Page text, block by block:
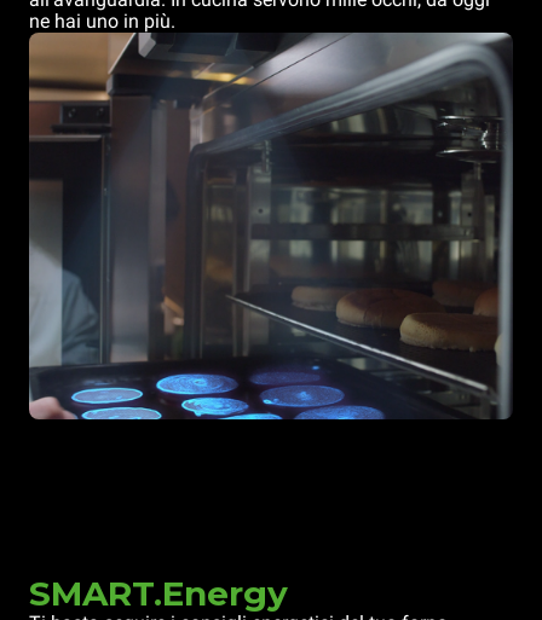
ne hai uno in più.
SMART.Energy